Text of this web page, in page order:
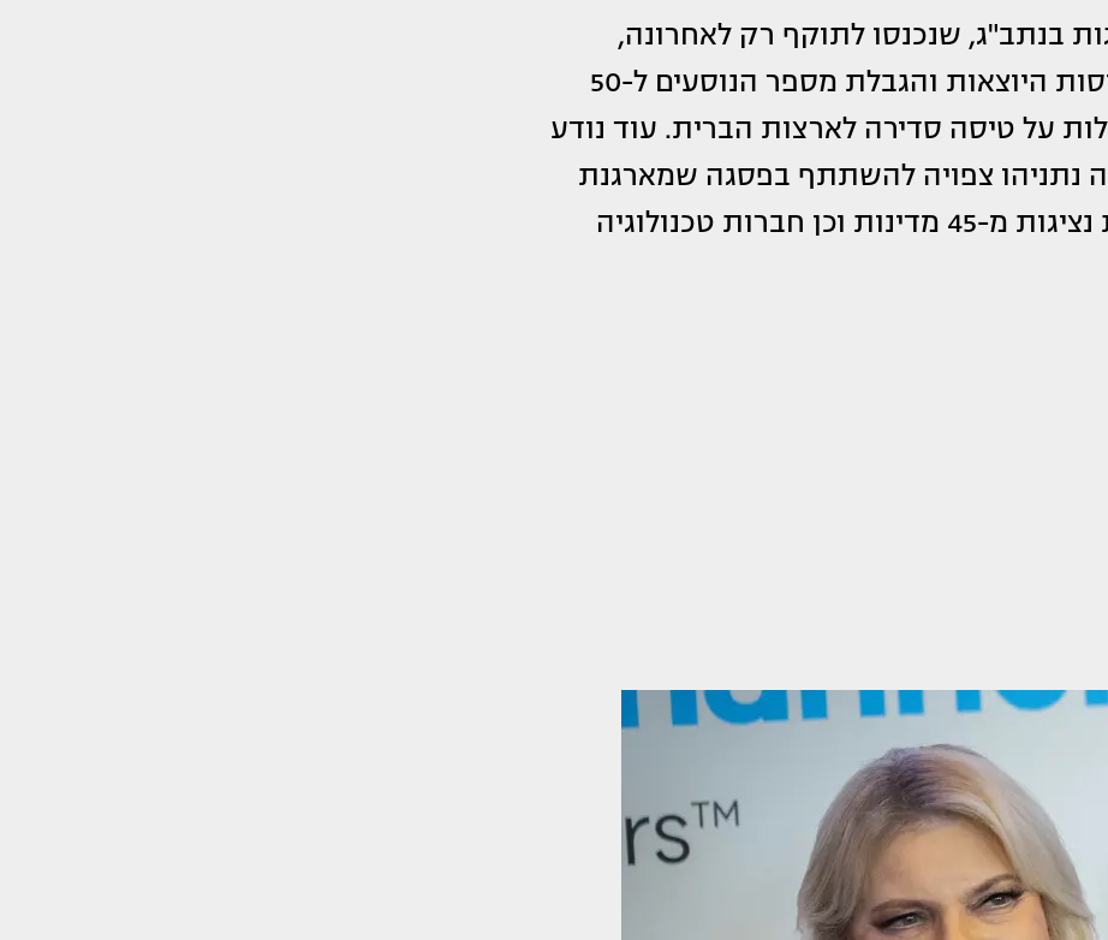
בנתב"ג, שנכנסו לתוקף רק לאחרונה,
הכוללות צמצום משמעותי במספר הטיסות היוצאות והגבלת מספר הנוסעים ל-50
על טיסה סדירה לארצות הברית. עוד נודע
נתניהו צפויה להשתתף בפסגה שמארגנת
בוושינגטון, בהשתתפות נציגות מ-45 מדינות וכן חברות טכנולוגיה